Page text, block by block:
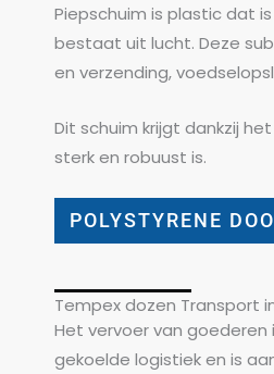
Piepschuim is plastic dat
bestaat uit lucht. Deze
en verzending,
Dit schuim krijgt dankzij
sterk en robuust is.
POLYSTYRENE
Tempex dozen Transport
Het vervoer van
gekoelde logistiek en is